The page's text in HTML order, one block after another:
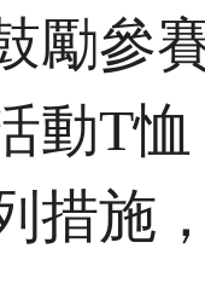
勵參
動T
措施